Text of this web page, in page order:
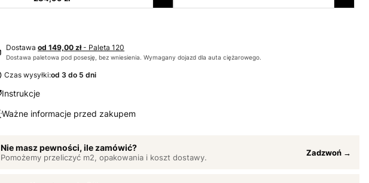
Dostawa od 149,00 zł- Paleta 120
Dostawa paletowa pod posesję, bez wniesienia. Wymagany dojazd dla auta ciężarowego.
Czas wysyłki:od 3 do 5 dni
Instrukcje
Ważne informacje przed zakupem
Nie masz pewności, ile zamówić?
Pomożemy przeliczyć m2, opakowania i koszt dostawy.
Zadzwoń →